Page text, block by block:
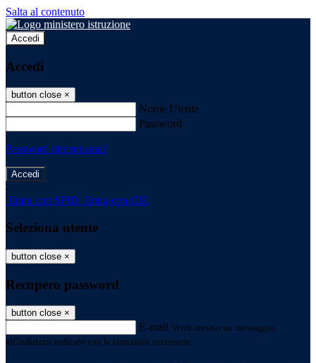
Salta al contenuto
Accedi
Accedi
button close ×
Nome Utente
Password
Password dimenticata?
-
Entra con SPID Entra con CIE
Seleziona utente
button close ×
Recupero password
button close ×
E-mail Verrà inviato un messaggio
all'indirizzo indicato con le istruzioni necessarie.